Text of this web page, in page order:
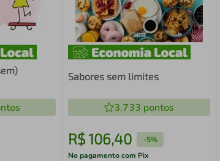
Sabores sem limites
3.733 pontos
R$106,40 -5%
No pagamento com Pix